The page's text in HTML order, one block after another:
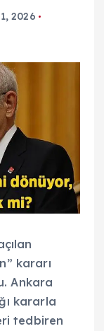
2026
kararı
Ankara
kararla
tedbiren